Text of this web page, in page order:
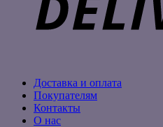
Доставка и оплата
Покупателям
Контакты
О нас